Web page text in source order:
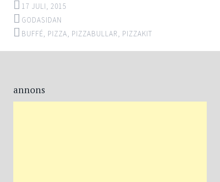
17 JULI, 2015
GODASIDAN
BUFFÉ, PIZZA, PIZZABULLAR, PIZZAKIT
annons